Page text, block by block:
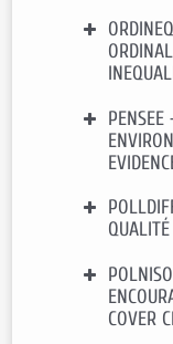
PENSEE
COVER